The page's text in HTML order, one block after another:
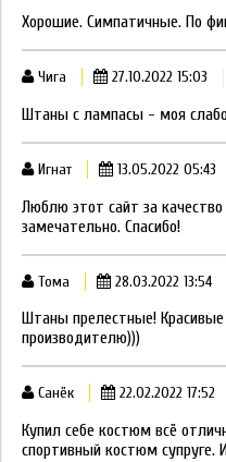
Хорошие. Симпатичные. По
Чига 27.10.2022 15:03
Штаны с лампасы - моя
Игнат 13.05.2022 05:43
Люблю этот сайт за
замечательно. Спасибо!
Тома 28.03.2022 13:54
Штаны прелестные!
производителю)))
Санёк 22.02.2022 17:52
Купил себе костюм всё
спортивный костюм